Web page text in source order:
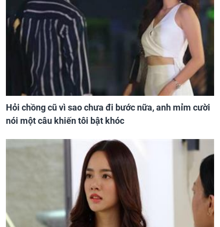
Hỏi chồng cũ vì sao chưa đi bước nữa, anh mỉm cười
nói một câu khiến tôi bật khóc